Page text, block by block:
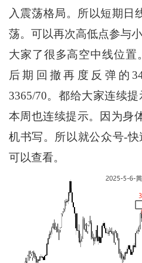
入震荡格局。所以短期日
荡。可以再次高低点参与
大家了很多高空中线位置
后期回撤再度反弹的
3365/70。都给大家连续
本周也连续提示。因为身
机书写。所以就公众号-
可以查看。